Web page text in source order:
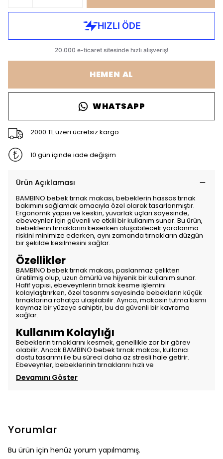
HEMEN AL
WHATSAPP
2000 TL üzeri ücretsiz kargo
10 gün içinde iade değişim
Ürün Açıklaması
BAMBINO bebek tırnak makası, bebeklerin hassas tırnak
bakımını sağlamak amacıyla özel olarak tasarlanmıştır.
Ergonomik yapısı ve keskin, yuvarlak uçları sayesinde,
ebeveynler için güvenli ve etkili bir kullanım sunar. Bu ürün,
bebeklerin tırnaklarını keserken oluşabilecek yaralanma
riskini minimize ederken, aynı zamanda tırnakların düzgün
bir şekilde kesilmesini sağlar.
Özellikler
BAMBINO bebek tırnak makası, paslanmaz çelikten
üretilmiş olup, uzun ömürlü ve hijyenik bir kullanım sunar.
Hafif yapısı, ebeveynlerin tırnak kesme işlemini
kolaylaştırırken, özel tasarımı sayesinde bebeklerin küçük
tırnaklarına rahatça ulaşılabilir. Ayrıca, makasın tutma kısmı
kaymaz bir yüzeye sahiptir, bu da güvenli bir kavrama
sağlar.
Kullanım Kolaylığı
Bebeklerin tırnaklarını kesmek, genellikle zor bir görev
olabilir. Ancak BAMBINO bebek tırnak makası, kullanıcı
dostu tasarımı ile bu süreci daha az stresli hale getirir.
Ebeveynler, bebeklerinin tırnaklarını hızlı ve
Devamını Göster
Yorumlar
Bu ürün için henüz yorum yapılmamış.